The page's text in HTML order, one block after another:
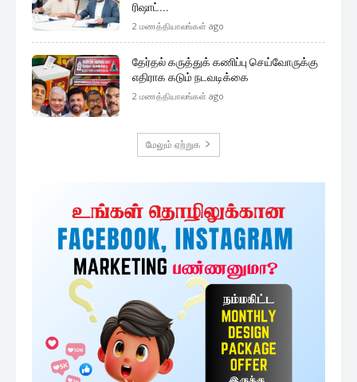
ரிஷாட்...
2 மணத்தியாலங்கள் ago
தேர்தல் கருத்துக் கணிப்பு செய்வோருக்கு
எதிராக கடும் நடவடிக்கை
2 மணத்தியாலங்கள் ago
மேலும் ஏற்றுக